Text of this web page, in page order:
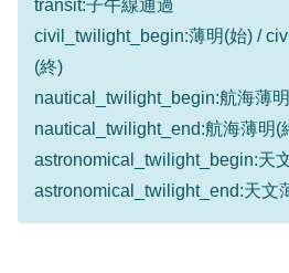
transit:子午線通過
civil_twilight_begin:薄明(始) /
(終)
nautical_twilight_begin:航海薄
nautical_twilight_end:航海薄明(
astronomical_twilight_begin:天
astronomical_twilight_end:天文